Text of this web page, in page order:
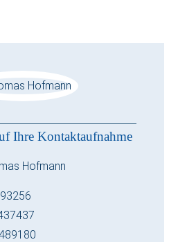
Ihre Kontaktaufnahme
Hofmann